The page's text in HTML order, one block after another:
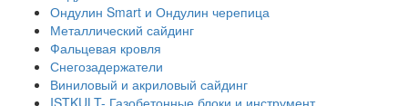
Ондулин Smart и Ондулин черепица
Металлический сайдинг
Фальцевая кровля
Снегозадержатели
Виниловый и акриловый сайдинг